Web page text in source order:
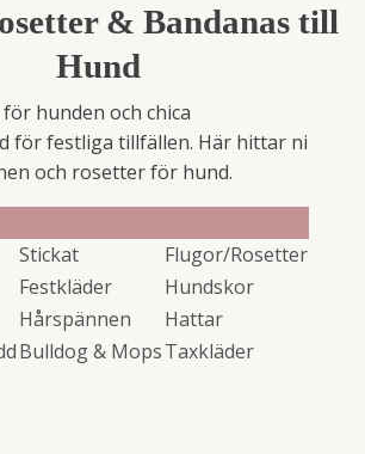
& Bandanas till
Hund
hunden och chica
för festliga tillfällen. Här hittar ni
och rosetter för hund.
Stickat
Flugor/Rosetter
Festkläder
Hundskor
Hårspännen
Hattar
Bulldog & MopsTaxkläder